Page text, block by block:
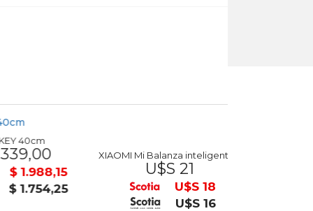
40cm
1.988,15
1.754,25
XIAOMI Mi Balanza inteligente S200
U$S 21
U$S 18
U$S 16